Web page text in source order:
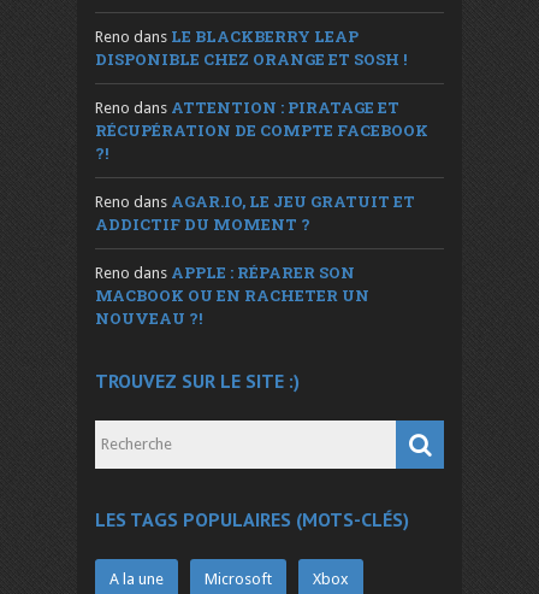
Reno dans LE BLACKBERRY LEAP
DISPONIBLE CHEZ ORANGE ET SOSH !
Reno dans ATTENTION : PIRATAGE ET
RÉCUPÉRATION DE COMPTE FACEBOOK
?!
Reno dans AGAR.IO, LE JEU GRATUIT ET
ADDICTIF DU MOMENT ?
Reno dans APPLE : RÉPARER SON
MACBOOK OU EN RACHETER UN
NOUVEAU ?!
TROUVEZ SUR LE SITE :)
LES TAGS POPULAIRES (MOTS-CLÉS)
A la une Microsoft Xbox